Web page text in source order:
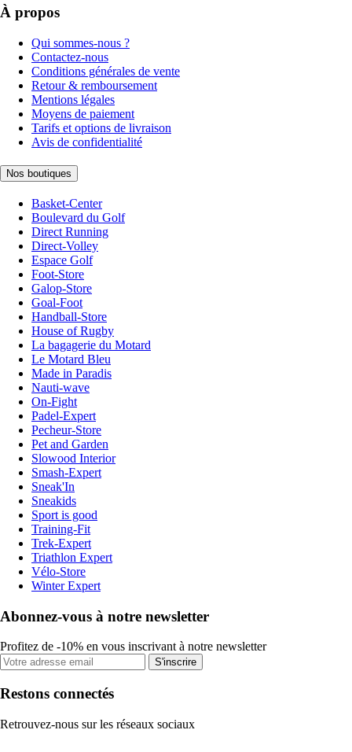
À propos
Qui sommes-nous ?
Contactez-nous
Conditions générales de vente
Retour & remboursement
Mentions légales
Moyens de paiement
Tarifs et options de livraison
Avis de confidentialité
Nos boutiques
Basket-Center
Boulevard du Golf
Direct Running
Direct-Volley
Espace Golf
Foot-Store
Galop-Store
Goal-Foot
Handball-Store
House of Rugby
La bagagerie du Motard
Le Motard Bleu
Made in Paradis
Nauti-wave
On-Fight
Padel-Expert
Pecheur-Store
Pet and Garden
Slowood Interior
Smash-Expert
Sneak'In
Sneakids
Sport is good
Training-Fit
Trek-Expert
Triathlon Expert
Vélo-Store
Winter Expert
Abonnez-vous à notre newsletter
Profitez de -10% en vous inscrivant à notre newsletter
S'inscrire
Restons connectés
Retrouvez-nous sur les réseaux sociaux